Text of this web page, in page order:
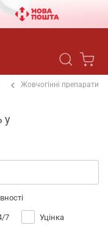
Жовчогінні препарати
у
7 Уцінка